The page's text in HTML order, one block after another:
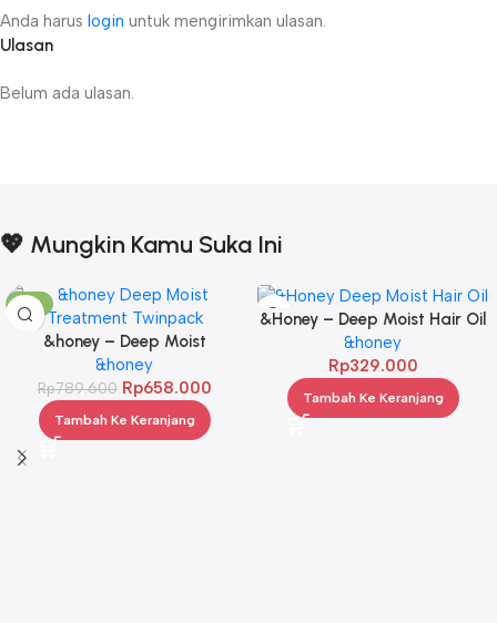
Ulasan
Belum ada ulasan.
Anda harus login untuk mengirimkan ulasan.
💖 Mungkin Kamu Suka Ini
-17%
&honey – Deep Moist
Treatment 445 g Twinpack
&honey
Rp789.600 Rp658.000
Tambah Ke Keranjang
&Honey – Deep Moist Hair Oil
3.0 100ml
&honey
Rp329.000
Tambah Ke Keranjang